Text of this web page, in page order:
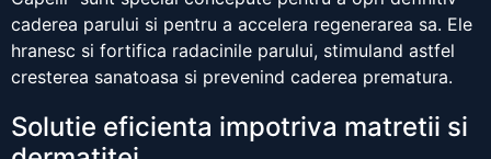
caderea parului si pentru a accelera regenerarea sa. Ele
hranesc si fortifica radacinile parului, stimuland astfel
cresterea sanatoasa si prevenind caderea prematura.
Solutie eficienta impotriva matretii si